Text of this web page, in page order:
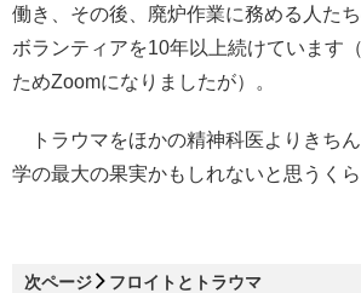
働き、その後、廃炉作業に務める人た
ボランティアを10年以上続けています
ためZoomになりましたが）。
トラウマをほかの精神科医よりきち
学の最大の果実かもしれないと思うくら
次ページ フロイトとトラウマ